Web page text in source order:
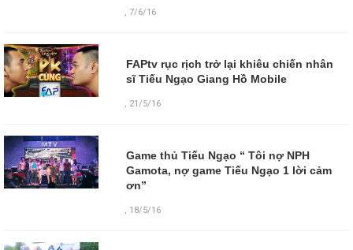
,7/6/16
FAPtv rục rịch trở lại khiêu chiến nhân
sĩ Tiếu Ngạo Giang Hồ Mobile
, 21/5/16
Game thủ Tiếu Ngạo “ Tôi nợ NPH
Gamota, nợ game Tiếu Ngạo 1 lời cảm
ơn”
, 18/5/16